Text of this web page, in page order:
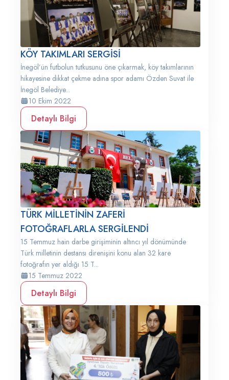
KÖY TAKIMLARI SERGİSİ
İnegöl’ün futbolun tutkusunu öne çıkarmak, köy takımlarının
hikayesine dikkat çekme adına spor adamı Özden Suvat ile
İnegöl Belediye...
10 Ekim 2022
Detaylı Bilgi
TÜRK MİLLETİNİN ZAFERİ
FOTOĞRAFLARLA SERGİLENDİ
15 Temmuz hain darbe girişiminin altıncı yıl dönümünde
Türk milletinin destansı direnişini konu alan 32 kare
fotoğrafın yer aldığı 15 T...
15 Temmuz 2022
Detaylı Bilgi